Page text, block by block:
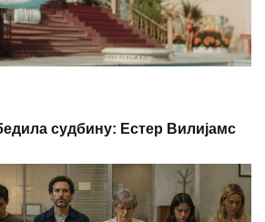
судбину: Естер Вилијамс